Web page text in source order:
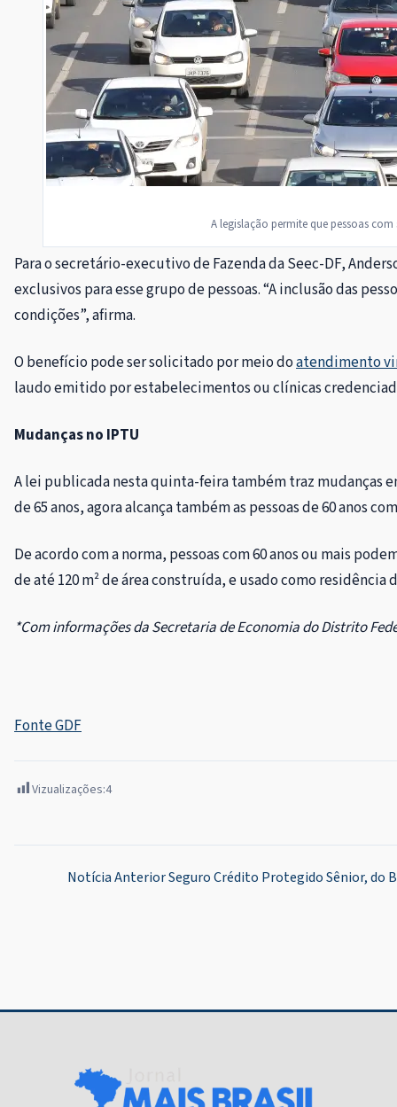
A legislação permite que pessoas
Para o secretário-executivo de Fazenda da Seec-DF,
exclusivos para esse grupo de pessoas. “A inclusão das
condições”, afirma.
O benefício pode ser solicitado por meio doatendimento
laudo emitido por estabelecimentos ou clínicas
Mudanças no IPTU
A lei publicada nesta quinta-feira também traz mudanças
de 65 anos, agora alcança também as pessoas de 60 anos
De acordo com a norma, pessoas com 60 anos ou mais
de até 120 m² de área construída, e usado como residência
*Com informações da Secretaria de Economia do Distrito
Fonte GDF
Vizualizações:4
Navegação
Notícia AnteriorSeguro Crédito Protegido Sênior, do